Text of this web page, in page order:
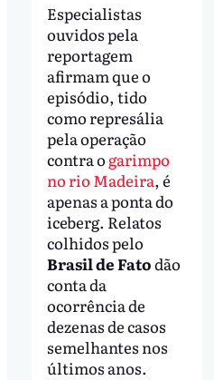
Especialistas
ouvidos pela
reportagem
afirmam que o
episódio, tido
como represália
pela operação
contra ogarimpo
no rio Madeira, é
apenas a ponta do
iceberg. Relatos
colhidos pelo
Brasil de Fatodão
conta da
ocorrência de
dezenas de casos
semelhantes nos
últimos anos.